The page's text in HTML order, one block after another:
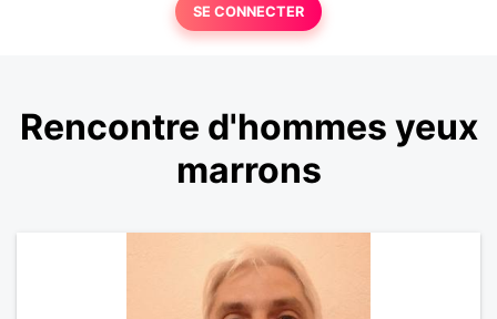
SE CONNECTER
Rencontre d'hommes yeux
marrons